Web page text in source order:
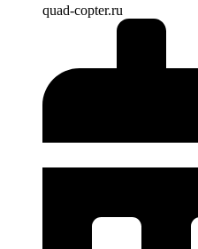
quad-copter.ru